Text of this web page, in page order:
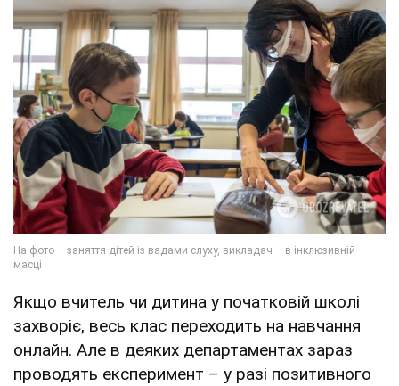
Якщо вчитель чи дитина у початковій школі
захворіє, весь клас переходить на навчання
онлайн. Але в деяких департаментах зараз
проводять експеримент – у разі позитивного